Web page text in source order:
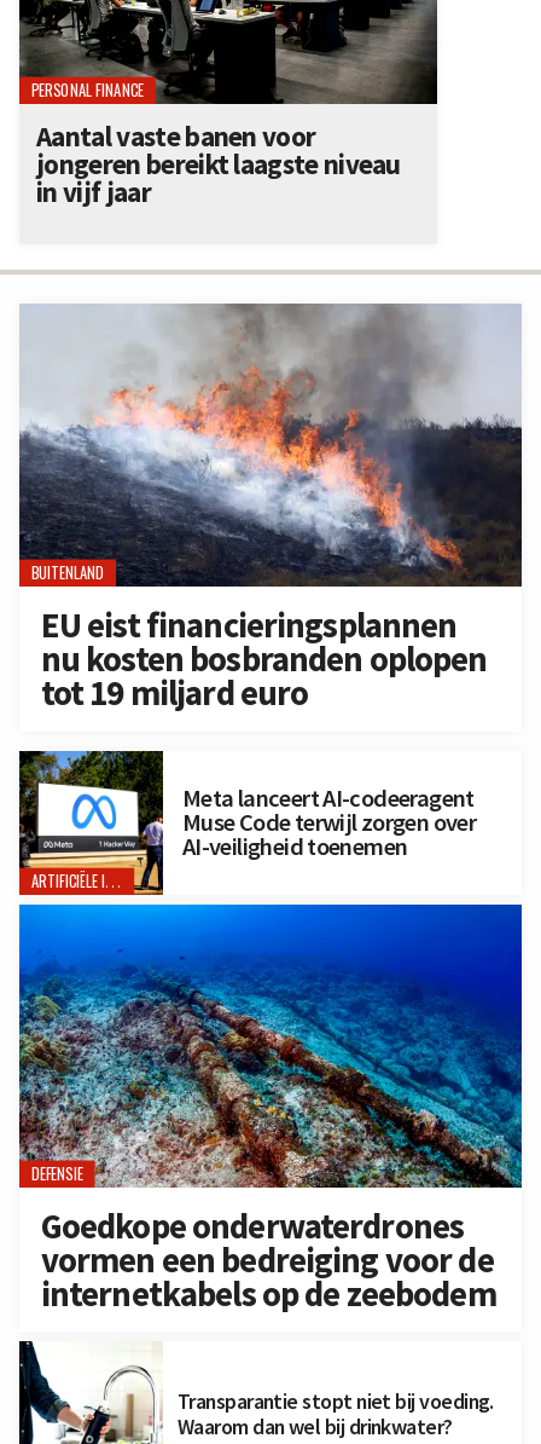
BUITENLAND
EU eist financieringsplannen
nu kosten bosbranden oplopen
tot 19 miljard euro
ARTIFICIËLE INTELLIGENTIE
Meta lanceert AI-codeeragent
Muse Code terwijl zorgen over
AI-veiligheid toenemen
DEFENSIE
Goedkope onderwaterdrones
vormen een bedreiging voor de
internetkabels op de zeebodem
Transparantie stopt niet bij voeding.
Waarom dan wel bij drinkwater?
PERSONAL FINANCE
Aantal vaste banen voor
jongeren bereikt laagste niveau
in vijf jaar